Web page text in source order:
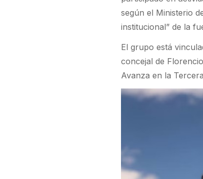
según el Ministerio
institucional” de la
El grupo está
concejal de
Avanza en la